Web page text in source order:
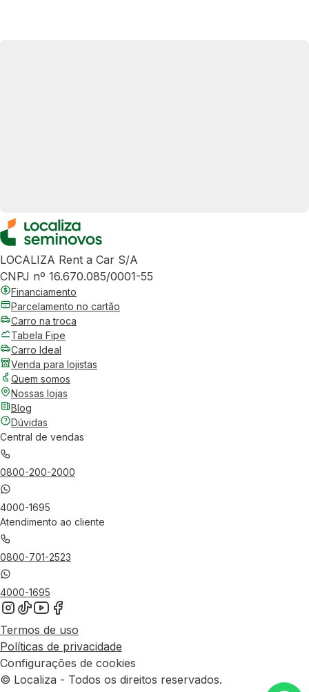
LOCALIZA Rent a Car S/A
CNPJ nº 16.670.085/0001-55
Financiamento
Parcelamento no cartão
Carro na troca
Tabela Fipe
Carro Ideal
Venda para lojistas
Quem somos
Nossas lojas
Blog
Dúvidas
Central de vendas
0800-200-2000
4000-1695
Atendimento ao cliente
0800-701-2523
4000-1695
Termos de uso
Políticas de privacidade
Configurações de cookies
© Localiza - Todos os direitos reservados.